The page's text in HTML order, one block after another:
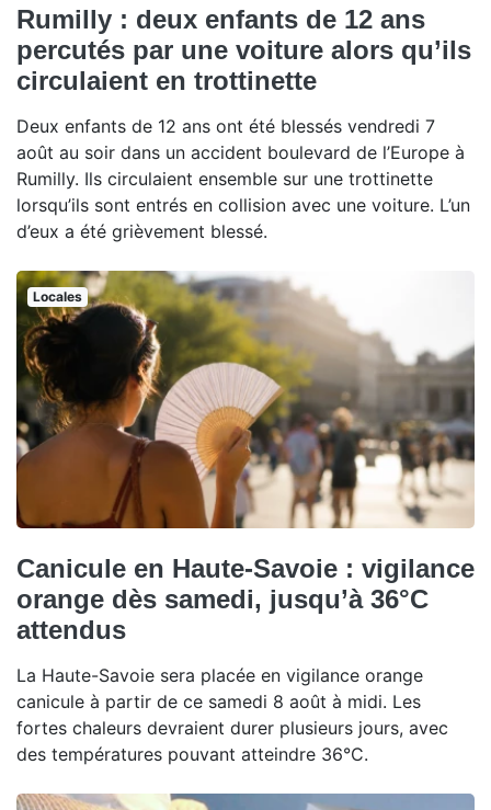
Rumilly : deux enfants de 12 ans
percutés par une voiture alors qu’ils
circulaient en trottinette
Deux enfants de 12 ans ont été blessés vendredi 7
août au soir dans un accident boulevard de l’Europe à
Rumilly. Ils circulaient ensemble sur une trottinette
lorsqu’ils sont entrés en collision avec une voiture. L’un
d’eux a été grièvement blessé.
Locales
Canicule en Haute-Savoie : vigilance
orange dès samedi, jusqu’à 36°C
attendus
La Haute-Savoie sera placée en vigilance orange
canicule à partir de ce samedi 8 août à midi. Les
fortes chaleurs devraient durer plusieurs jours, avec
des températures pouvant atteindre 36°C.